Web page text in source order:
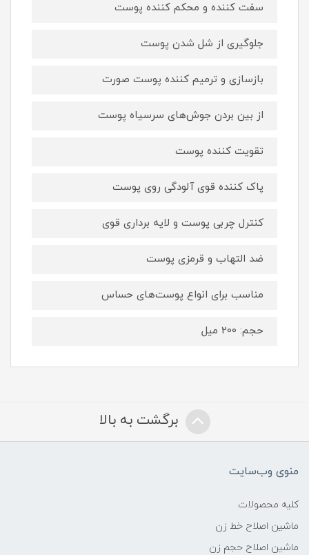
سفت کننده و محکم کننده پوست
جلوگیری از شل شدن پوست
بازسازی و ترمیم کننده پوست صورت
از بین بردن جوش‌های سرسیاه پوست
تقویت کننده پوست
پاک کننده قوی آلودگی روی پوست
کنترل چربی پوست و لایه برداری قوی
ضد التهاب و قرمزی پوست
مناسب برای انواع پوست‌های حساس
حجم: 200 میل
برگشت به بالا
منوی وب‌سایت
کلیه محصولات
ماشین اصلاح خط زن
ماشین اصلاح حجم زن